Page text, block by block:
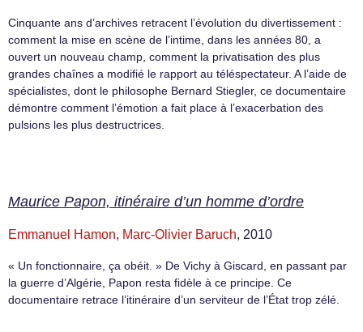
Cinquante ans d’archives retracent l’évolution du divertissement :
comment la mise en scène de l’intime, dans les années 80, a
ouvert un nouveau champ, comment la privatisation des plus
grandes chaînes a modifié le rapport au téléspectateur. A l’aide de
spécialistes, dont le philosophe Bernard Stiegler, ce documentaire
démontre comment l’émotion a fait place à l’exacerbation des
pulsions les plus destructrices.
Maurice Papon, itinéraire d’un homme d’ordre
Emmanuel Hamon, Marc-Olivier Baruch, 2010
« Un fonctionnaire, ça obéit. » De Vichy à Giscard, en passant par
la guerre d’Algérie, Papon resta fidèle à ce principe. Ce
documentaire retrace l’itinéraire d’un serviteur de l’État trop zélé.